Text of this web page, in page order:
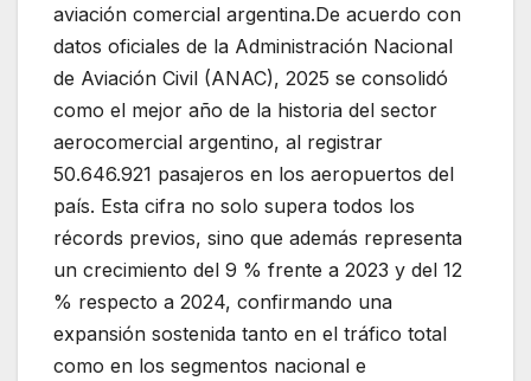
aviación comercial argentina.De acuerdo con
datos oficiales de la Administración Nacional
de Aviación Civil (ANAC), 2025 se consolidó
como el mejor año de la historia del sector
aerocomercial argentino, al registrar
50.646.921 pasajeros en los aeropuertos del
país. Esta cifra no solo supera todos los
récords previos, sino que además representa
un crecimiento del 9 % frente a 2023 y del 12
% respecto a 2024, confirmando una
expansión sostenida tanto en el tráfico total
como en los segmentos nacional e